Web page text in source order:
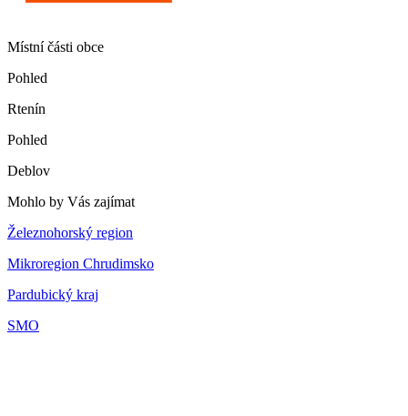
Místní části obce
Pohled
Rtenín
Pohled
Deblov
Mohlo by Vás zajímat
Železnohorský region
Mikroregion Chrudimsko
Pardubický kraj
SMO